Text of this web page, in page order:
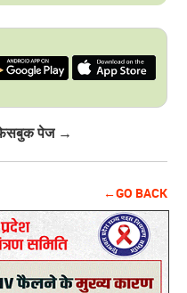
फेसबुक पेज →
←GO BACK